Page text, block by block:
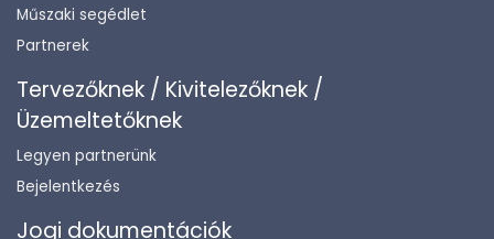
Műszaki segédlet
Partnerek
Tervezőknek / Kivitelezőknek /
Üzemeltetőknek
Legyen partnerünk
Bejelentkezés
Jogi dokumentációk